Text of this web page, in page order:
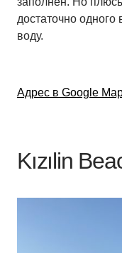
достаточно
воду.
Адрес в Google
Kızılin